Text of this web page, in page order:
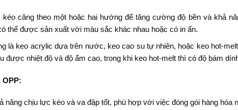
căng theo một hoặc hai hướng để tăng cường độ bền và khả
thể được sản xuất với màu sắc khác nhau hoặc có in ấn.
là keo acrylic dựa trên nước, keo cao su tự nhiên, hoặc keo hot-
được nhiệt độ và độ ẩm cao, trong khi keo hot-melt thì có độ bám
OPP:
năng chịu lực kéo và va đập tốt, phù hợp với việc đóng gói hàng hóa